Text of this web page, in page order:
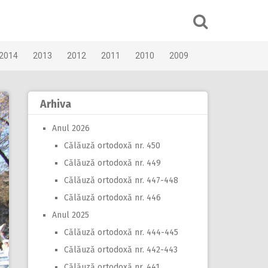
2013 2012 2011 2010 2009
Arhiva
Anul 2026
Călăuză ortodoxă nr. 450
Călăuză ortodoxă nr. 449
Călăuză ortodoxă nr. 447-448
Călăuză ortodoxă nr. 446
Anul 2025
Călăuză ortodoxă nr. 444-445
Călăuză ortodoxă nr. 442-443